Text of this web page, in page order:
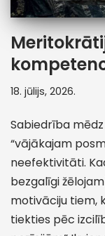
18. jūlijs, 2026.
Sabiedrība
“vājākajam
neefektivitāti.
bezgalīgi
motivāciju tiem,
tiekties pēc